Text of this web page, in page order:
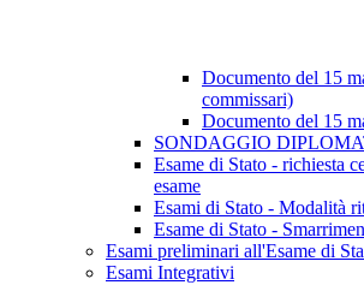
Documento del 15
commissari)
Documento del 15
SONDAGGIO
Esame di Stato - richiesta
esame
Esami di Stato - Modalità
Esame di Stato -
Esami preliminari all'Esame di
Esami Integrativi